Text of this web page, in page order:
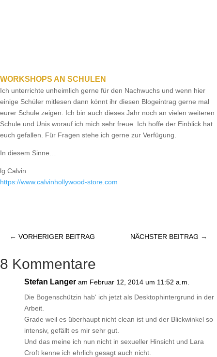
WORKSHOPS AN SCHULEN
Ich unterrichte unheimlich gerne für den Nachwuchs und wenn hier
einige Schüler mitlesen dann könnt ihr diesen Blogeintrag gerne mal
eurer Schule zeigen. Ich bin auch dieses Jahr noch an vielen weiteren
Schule und Unis worauf ich mich sehr freue. Ich hoffe der Einblick hat
euch gefallen. Für Fragen stehe ich gerne zur Verfügung.
In diesem Sinne…
lg Calvin
https://​www.calvinhollywood-store.com
← VORHERIGER BEITRAG NÄCHSTER BEITRAG →
8 Kommentare
Stefan Langer am Februar 12, 2014 um 11:52 a.m.
Die Bogenschützin hab‘ ich jetzt als Desktophintergrund in der
Arbeit.
Grade weil es überhaupt nicht clean ist und der Blickwinkel so
intensiv, gefällt es mir sehr gut.
Und das meine ich nun nicht in sexueller Hinsicht und Lara
Croft kenne ich ehrlich gesagt auch nicht.